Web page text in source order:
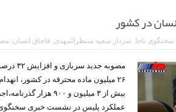
مرز
تردد زائران اربعین در
سخنگوی ناجا, سردار سعید منتظرالمهدی, قاچاق انسان,
بیش از ۳ میلیون و
عملکرد پلیس در نشست خبری